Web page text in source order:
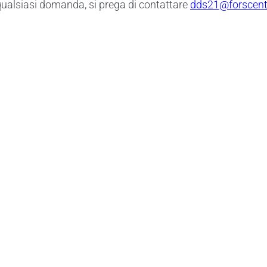
domanda, si prega di contattare